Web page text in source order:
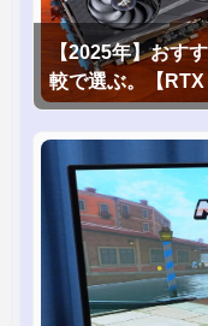
【2025年】おす
較で選ぶ。【RTX